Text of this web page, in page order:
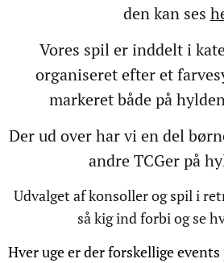
den kan ses
Vores spil er inddelt i
organiseret efter et
markeret både på
Der ud over har vi en del
andre TCGer på
Udvalget af konsoller og spil i
så kig ind forbi og se
Hver uge er der forskellige